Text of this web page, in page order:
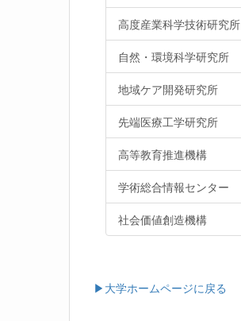
高度産業科学技術研究所
自然・環境科学研究所
地域ケア開発研究所
先端医療工学研究所
高等教育推進機構
学術総合情報センター
社会価値創造機構
▶大学ホームページに戻る